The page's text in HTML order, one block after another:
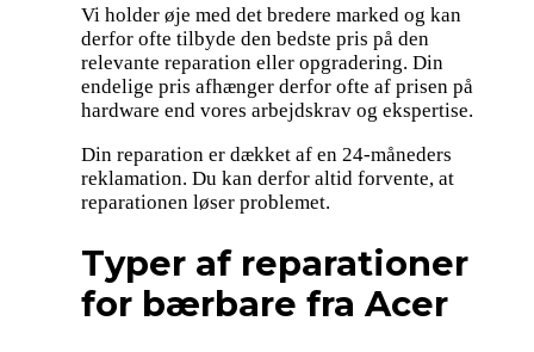
Vi holder øje med det bredere marked og kan
derfor ofte tilbyde den bedste pris på den
relevante reparation eller opgradering. Din
endelige pris afhænger derfor ofte af prisen på
hardware end vores arbejdskrav og ekspertise.
Din reparation er dækket af en 24-måneders
reklamation. Du kan derfor altid forvente, at
reparationen løser problemet.
Typer af reparationer
for bærbare fra Acer